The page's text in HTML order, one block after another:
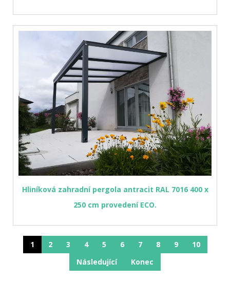
Hliníková zahradní pergola antracit RAL 7016 400 x
250 cm provedení ECO.
1 2 3 4 5 6 7 8 9
10
Následující
Konec